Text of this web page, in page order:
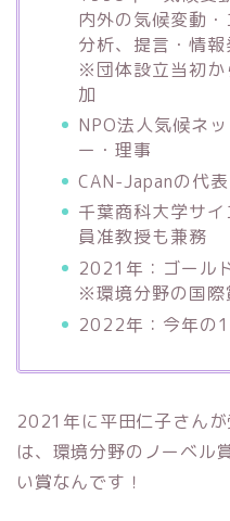
内外の気候変動
分析、提言・情
※団体設立当初か
加
NPO法人気候ネ
ー・理事
CAN-Japanの代表
千葉商科大学サ
員准教授も兼務
2021年：ゴール
※環境分野の国際
2022年：今年の
2021年に平田仁子さん
は、環境分野のノーベル
い賞なんです！